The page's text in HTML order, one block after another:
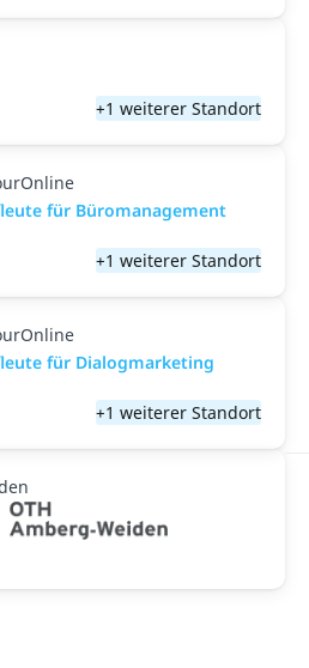
+1 weiterer Standort
für Büromanagement
+1 weiterer Standort
für Dialogmarketing
+1 weiterer Standort